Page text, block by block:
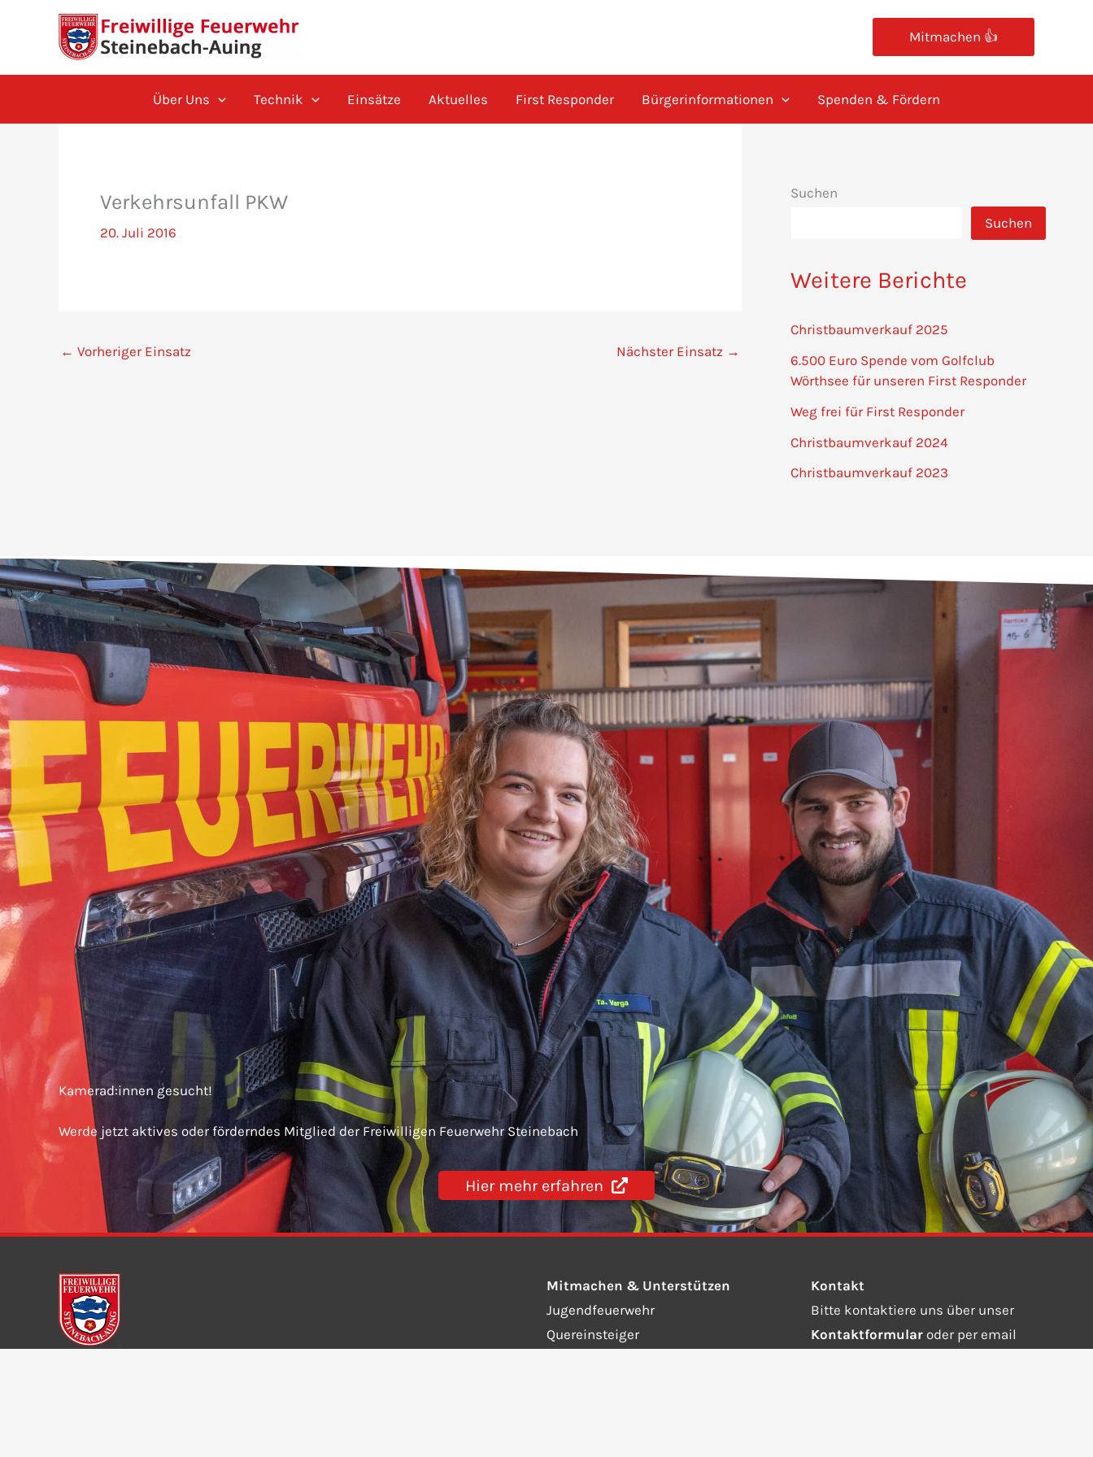
Mitmachen 👍
Über Uns Technik Einsätze Aktuelles First Responder Bürgerinformationen Spenden & Fördern
Verkehrsunfall PKW
20. Juli 2016
← Vorheriger Einsatz Nächster Einsatz →
Suchen
Suchen
Weitere Berichte
Christbaumverkauf 2025
6.500 Euro Spende vom Golfclub
Wörthsee für unseren First Responder
Weg frei für First Responder
Christbaumverkauf 2024
Christbaumverkauf 2023
Kamerad:innen gesucht!
Werde jetzt aktives oder förderndes Mitglied der Freiwilligen Feuerwehr Steinebach
Hier mehr erfahren
Mitmachen & Unterstützen
Jugendfeuerwehr
Quereinsteiger
Kontakt
Bitte kontaktiere uns über unser
Kontaktformular oder per email